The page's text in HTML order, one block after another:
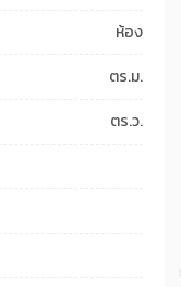
ห้อง
ตร.ม.
ตร.ว.